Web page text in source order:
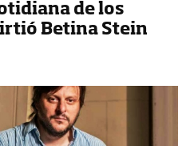
de los
Betina Stein